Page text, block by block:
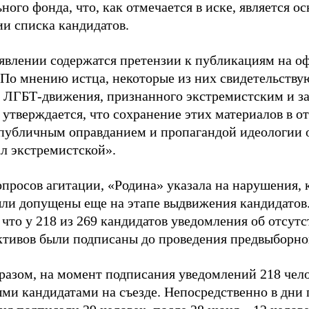
фонда, что, как отмечается в иске, является
списка кандидатов.
содержатся претензии к публикациям на
мнению истца, некоторые из них
ЛГБТ-движения, признанного экстремистским и
что сохранение этих материалов в
оправданием и пропагандой идеологии
экстремистской».
агитации, «Родина» указала на
допущены еще на этапе выдвижения
что у 218 из 269 кандидатов уведомления об
были подписаны до проведения
на момент подписания уведомлений 218
кандидатами на съезде. Непосредственно в дни